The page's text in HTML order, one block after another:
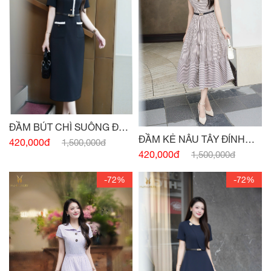
ĐẦM BÚT CHÌ SUÔNG ĐEN
HAI TÚI
420,000đ 1,500,000đ
ĐẦM KẺ NÂU TÂY ĐÍNH
CÚC
420,000đ 1,500,000đ
-72% -72%